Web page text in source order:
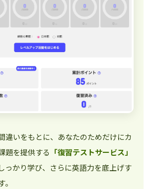
違いをもとに、あなたのためだけにカ
題を提供する 「復習テストサービス」
っかり学び、さらに英語力を底上げす